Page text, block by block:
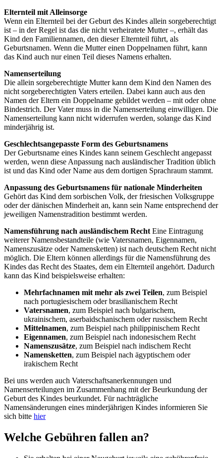
Elternteil mit Alleinsorge
Wenn ein Elternteil bei der Geburt des Kindes allein sorgeberechtigt
ist – in der Regel ist das die nicht verheiratete Mutter –, erhält das
Kind den Familiennamen, den dieser Elternteil führt, als
Geburtsnamen. Wenn die Mutter einen Doppelnamen führt, kann
das Kind auch nur einen Teil dieses Namens erhalten.
Namenserteilung
Die allein sorgeberechtigte Mutter kann dem Kind den Namen des
nicht sorgeberechtigten Vaters erteilen. Dabei kann auch aus den
Namen der Eltern ein Doppelname gebildet werden – mit oder ohne
Bindestrich. Der Vater muss in die Namenserteilung einwilligen. Die
Namenserteilung kann nicht widerrufen werden, solange das Kind
minderjährig ist.
Geschlechtsangepasste Form des Geburtsnamens
Der Geburtsname eines Kindes kann seinem Geschlecht angepasst
werden, wenn diese Anpassung nach ausländischer Tradition üblich
ist und das Kind oder Name aus dem dortigen Sprachraum stammt.
Anpassung des Geburtsnamens für nationale Minderheiten
Gehört das Kind dem sorbischen Volk, der friesischen Volksgruppe
oder der dänischen Minderheit an, kann sein Name entsprechend der
jeweiligen Namenstradition bestimmt werden.
Namensführung nach ausländischem Recht Eine Eintragung
weiterer Namensbestandteile (wie Vatersnamen, Eigennamen,
Namenszusätze oder Namensketten) ist nach deutschem Recht nicht
möglich. Die Eltern können allerdings für die Namensführung des
Kindes das Recht des Staates, dem ein Elternteil angehört. Dadurch
kann das Kind beispielsweise erhalten:
Mehrfachnamen mit mehr als zwei Teilen, zum Beispiel
nach portugiesischem oder brasilianischem Recht
Vatersnamen, zum Beispiel nach bulgarischem,
ukrainischem, aserbaidschanischem oder russischem Recht
Mittelnamen, zum Beispiel nach philippinischem Recht
Eigennamen, zum Beispiel nach indonesischem Recht
Namenszusätze, zum Beispiel nach indischem Recht
Namensketten, zum Beispiel nach ägyptischem oder
irakischem Recht
Bei uns werden auch Vaterschaftsanerkennungen und
Namenserteilungen im Zusammenhang mit der Beurkundung der
Geburt des Kindes beurkundet. Für nachträgliche
Namensänderungen eines minderjährigen Kindes informieren Sie
sich bitte hier
Welche Gebühren fallen an?